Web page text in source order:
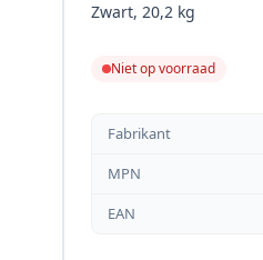
Zwart, 20,2 kg
Niet op voorraad
Fabrikant
MPN
EAN